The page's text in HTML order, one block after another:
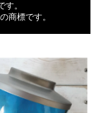
。
商標です。